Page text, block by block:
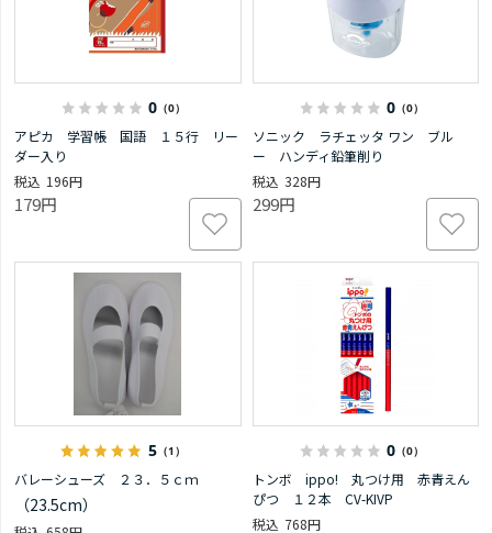
0 （0）
アピカ 学習帳 国語 １５行 リー
ダー入り
196円
179円
0（0）
ソニック ラチェッタ ワン ブル
ー ハンディ鉛筆削り
328円
299円
5 （1）
バレーシューズ ２３．５ｃｍ
（23.5cm）
0（0）
トンボ ippo! 丸つけ用 赤青えん
ぴつ １２本 CV-KIVP
768円